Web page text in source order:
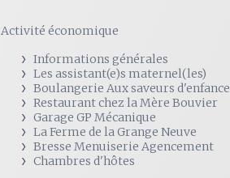
Activité économique
Informations générales
Les assistant(e)s maternel(les)
Boulangerie Aux saveurs d'enfance
Restaurant chez la Mère Bouvier
Garage GP Mécanique
La Ferme de la Grange Neuve
Bresse Menuiserie Agencement
Chambres d'hôtes